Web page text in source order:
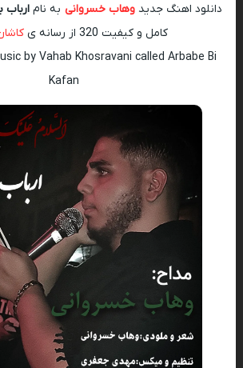
دانلود اهنگ جدید وهاب خسروانی به نام
کامل و کیفیت 320 از رسانه ی
by Vahab Khosravani called Arbabe Bi
Kafan